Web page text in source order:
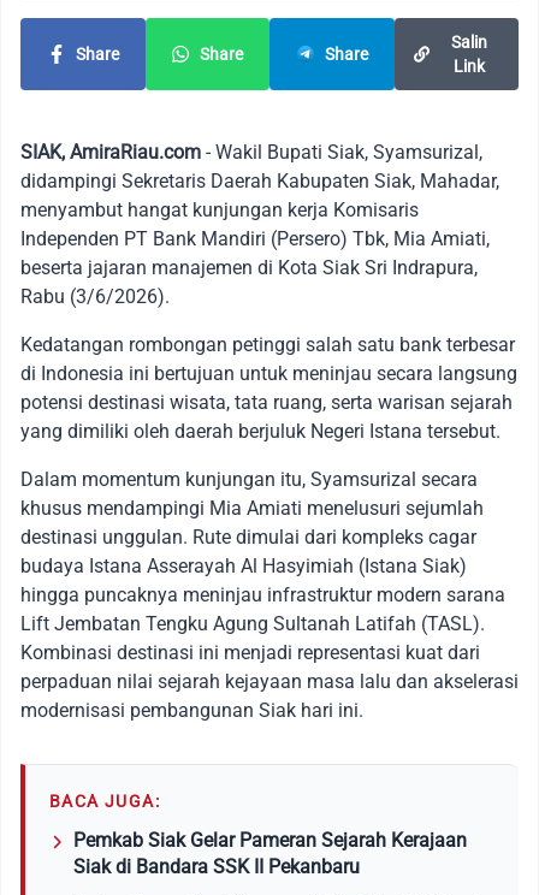
Share Share Share
Salin
Link
SIAK, AmiraRiau.com - Wakil Bupati Siak, Syamsurizal,
didampingi Sekretaris Daerah Kabupaten Siak, Mahadar,
menyambut hangat kunjungan kerja Komisaris
Independen PT Bank Mandiri (Persero) Tbk, Mia Amiati,
beserta jajaran manajemen di Kota Siak Sri Indrapura,
Rabu (3/6/2026).
Kedatangan rombongan petinggi salah satu bank terbesar
di Indonesia ini bertujuan untuk meninjau secara langsung
potensi destinasi wisata, tata ruang, serta warisan sejarah
yang dimiliki oleh daerah berjuluk Negeri Istana tersebut.
Dalam momentum kunjungan itu, Syamsurizal secara
khusus mendampingi Mia Amiati menelusuri sejumlah
destinasi unggulan. Rute dimulai dari kompleks cagar
budaya Istana Asserayah Al Hasyimiah (Istana Siak)
hingga puncaknya meninjau infrastruktur modern sarana
Lift Jembatan Tengku Agung Sultanah Latifah (TASL).
Kombinasi destinasi ini menjadi representasi kuat dari
perpaduan nilai sejarah kejayaan masa lalu dan akselerasi
modernisasi pembangunan Siak hari ini.
BACA JUGA:
Pemkab Siak Gelar Pameran Sejarah Kerajaan
Siak di Bandara SSK II Pekanbaru